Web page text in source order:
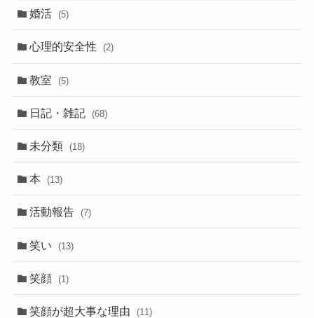
婚活 (5)
心理的安全性 (2)
教室 (5)
日記・雑記 (68)
未分類 (18)
本 (13)
活動報告 (7)
笑い (13)
笑顔 (1)
笑顔が超大事な理由 (11)